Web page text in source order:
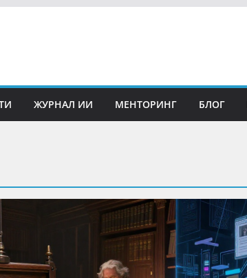
ЖУРНАЛ ИИ МЕНТОРИНГ БЛОГ